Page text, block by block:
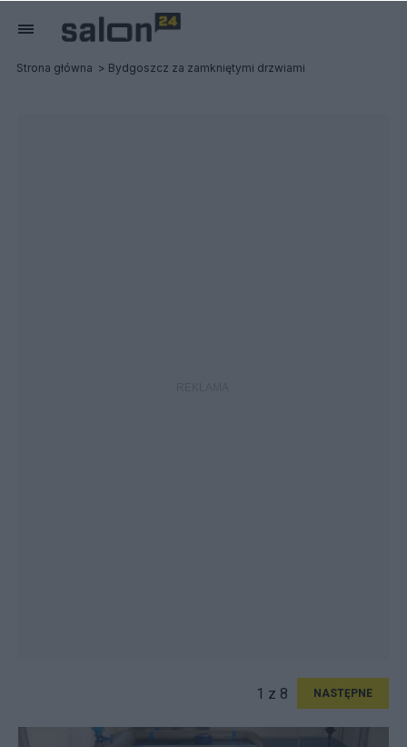
Strona główna Bydgoszcz za zamkniętymi drzwiami
1 z 8 NASTĘPNE